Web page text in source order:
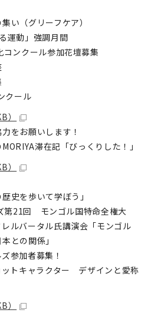
い（グリーフケア）
運動」強調月間
ンクール参加花壇募集
クール
）
をお願いします！
滞在記「びっくりした！」
）
史を歩いて学ぼう」
第21回 モンゴル国特命全権大
ルバータル氏講演会「モンゴル
との関係」
参加者募集！
ットキャラクター デザインと愛称
）